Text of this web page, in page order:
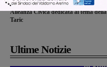
Elezioni Figline e Incisa, iniziativa di
Alleanza Civica dedicata al tema della
Taric
Ultime Notizie